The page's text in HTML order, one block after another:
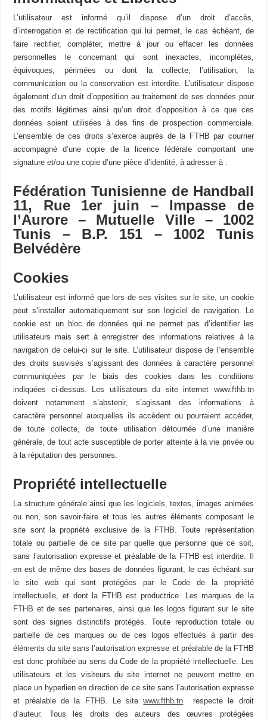
L’utilisateur est informé qu’il dispose d’un droit d’accès,
d’interrogation et de rectification qui lui permet, le cas échéant, de
faire rectifier, compléter, mettre à jour ou effacer les données
personnelles le concernant qui sont inexactes, incomplètes,
équivoques, périmées ou dont la collecte, l’utilisation, la
communication ou la conservation est interdite. L’utilisateur dispose
également d’un droit d’opposition au traitement de ses données pour
des motifs légitimes ainsi qu’un droit d’opposition à ce que ces
données soient utilisées à des fins de prospection commerciale.
L’ensemble de ces droits s’exerce auprès de la FTHB par courrier
accompagné d’une copie de la licence fédérale comportant une
signature et/ou une copie d’une pièce d’identité, à adresser à :
Fédération Tunisienne de Handball
11, Rue 1er juin – Impasse de
l’Aurore – Mutuelle Ville – 1002
Tunis – B.P. 151 – 1002 Tunis
Belvédère
Cookies
L’utilisateur est informé que lors de ses visites sur le site, un cookie
peut s’installer automatiquement sur son logiciel de navigation. Le
cookie est un bloc de données qui ne permet pas d’identifier les
utilisateurs mais sert à enregistrer des informations relatives à la
navigation de celui-ci sur le site. L’utilisateur dispose de l’ensemble
des droits susvisés s’agissant des données à caractère personnel
communiquées par le biais des cookies dans les conditions
indiquées ci-dessus. Les utilisateurs du site internet www.fthb.tn
doivent notamment s’abstenir, s’agissant des informations à
caractère personnel auxquelles ils accèdent ou pourraient accéder,
de toute collecte, de toute utilisation détournée d’une manière
générale, de tout acte susceptible de porter atteinte à la vie privée ou
à la réputation des personnes.
Propriété intellectuelle
La structure générale ainsi que les logiciels, textes, images animées
ou non, son savoir-faire et tous les autres éléments composant le
site sont la propriété exclusive de la FTHB. Toute représentation
totale ou partielle de ce site par quelle que personne que ce soit,
sans l’autorisation expresse et préalable de la FTHB est interdite. Il
en est de même des bases de données figurant, le cas échéant sur
le site web qui sont protégées par le Code de la propriété
intellectuelle, et dont la FTHB est productrice. Les marques de la
FTHB et de ses partenaires, ainsi que les logos figurant sur le site
sont des signes distinctifs protégés. Toute reproduction totale ou
partielle de ces marques ou de ces logos effectués à partir des
éléments du site sans l’autorisation expresse et préalable de la FTHB
est donc prohibée au sens du Code de la propriété intellectuelle. Les
utilisateurs et les visiteurs du site internet ne peuvent mettre en
place un hyperlien en direction de ce site sans l’autorisation expresse
et préalable de la FTHB. Le sitewww.fthb.tn respecte le droit
d’auteur. Tous les droits des auteurs des œuvres protégées